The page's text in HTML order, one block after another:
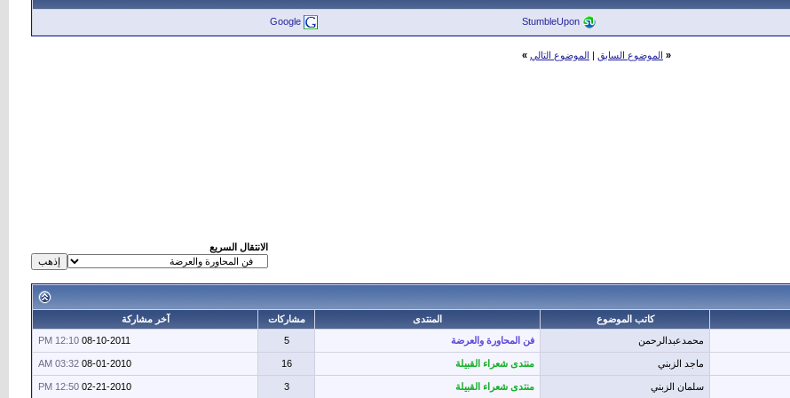
StumbleUpon
Google
« الموضوع السابق | الموضوع التالي »
الانتقال السريع
كاتب الموضوع المنتدى مشاركات
آخر مشاركة
محمدعبدالرحمن فن المحاورة والعرضة 5
08-10-2011
12:10 PM
ماجد الزبني منتدى شعراء القبيلة 16
08-01-2010
03:32 AM
سلمان الزبني منتدى شعراء القبيلة 3
02-21-2010
12:50 PM